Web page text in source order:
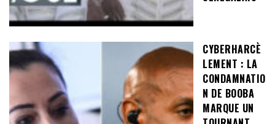
CYBERHARCÈ
LEMENT : LA
CONDAMNATIO
N DE BOOBA
MARQUE UN